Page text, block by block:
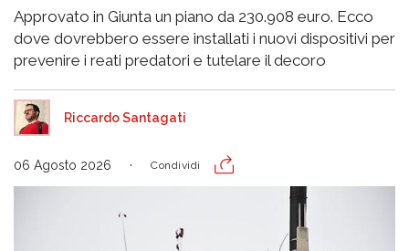
Approvato in Giunta un piano da 230.908 euro. Ecco
dove dovrebbero essere installati i nuovi dispositivi per
prevenire i reati predatori e tutelare il decoro
Riccardo Santagati
06 Agosto 2026 Condividi